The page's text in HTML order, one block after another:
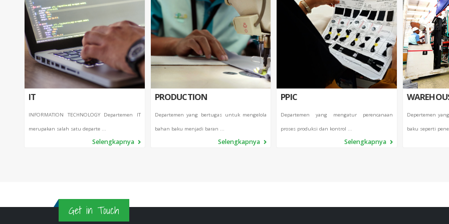
IT
INFORMATION TECHNOLOGY Departemen IT
merupakan salah satu departe ...
Selengkapnya
PRODUCTION
Departemen yang bertugas untuk mengelola
bahan baku menjadi baran ...
Selengkapnya
PPIC
Departemen yang mengatur perencanaan
proses produksi dan kontrol ...
Selengkapnya
Depertemen
baku seperti
Get in Touch